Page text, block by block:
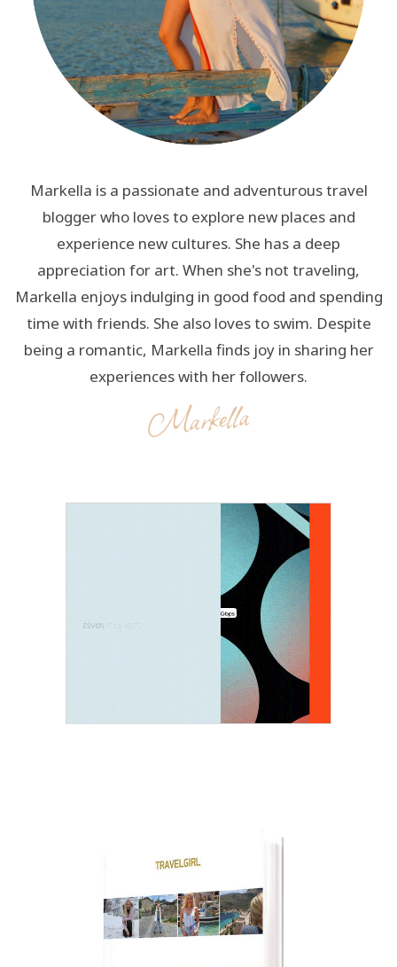
Markella is a passionate and adventurous travel
blogger who loves to explore new places and
experience new cultures. She has a deep
appreciation for art. When she's not traveling,
Markella enjoys indulging in good food and spending
time with friends. She also loves to swim. Despite
being a romantic, Markella finds joy in sharing her
experiences with her followers.